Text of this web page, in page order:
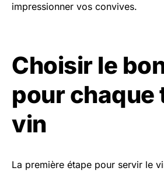
impressionner vos convives.
Choisir le
pour chaque
vin
La première étape pour servir le